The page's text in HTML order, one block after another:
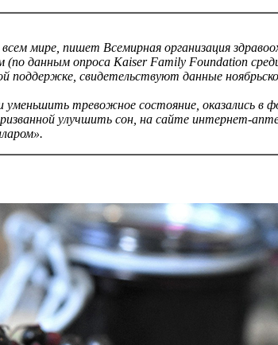
мире, пишет Всемирная организация
(по данным опроса Kaiser Family Foundation
поддержке, свидетельствуют данные
тревожное состояние, оказались в
улучшить сон, на сайте интернет-